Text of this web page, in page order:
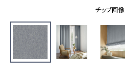
広島ショールーム
仙台ショールーム
札幌ショールーム
画像ダウンロード
動画一覧
お手入れ便利帳
お役立ち資料
非住宅案件に関するお問い合わせ
チップ画像